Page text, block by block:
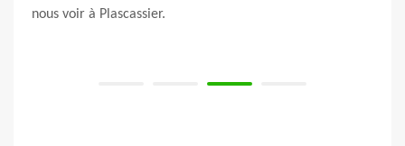
nous voir à Plascassier.